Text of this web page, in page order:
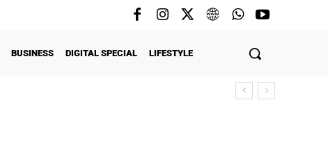
BUSINESS DIGITAL SPECIAL LIFESTYLE